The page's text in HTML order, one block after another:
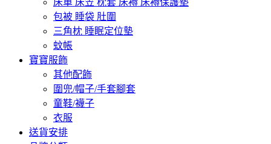
床單 床笠 枕套 床褥 床褥保護墊
包被 睡袋 肚圍
三角枕 睡眠定位墊
蚊帳
寶寶服飾
其他配飾
圍兜/帽子/手套腳套
童鞋/襪子
衣服
送貨安排